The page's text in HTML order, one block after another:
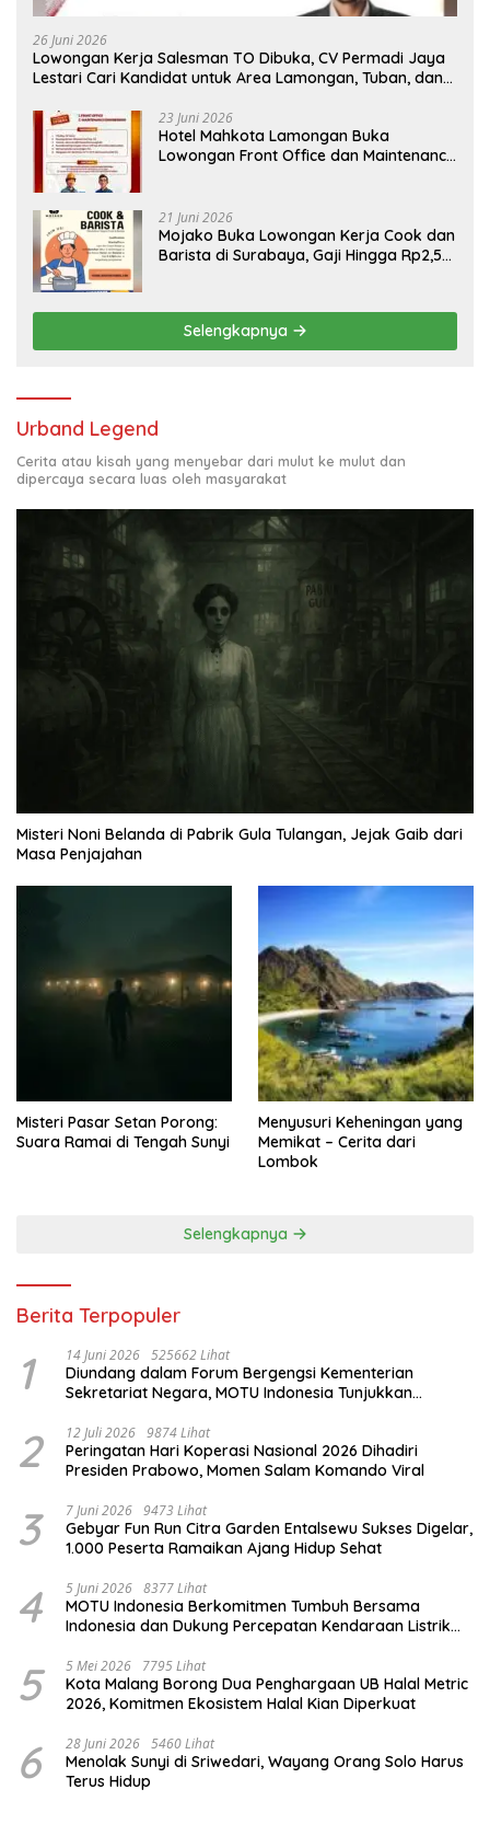
26 Juni 2026
Lowongan Kerja Salesman TO Dibuka, CV Permadi Jaya
Lestari Cari Kandidat untuk Area Lamongan, Tuban, dan
23 Juni 2026
Hotel Mahkota Lamongan Buka
Lowongan Front Office dan Maintenance
21 Juni 2026
Mojako Buka Lowongan Kerja Cook dan
Barista di Surabaya, Gaji Hingga Rp2,5
Selengkapnya
Urband Legend
Cerita atau kisah yang menyebar dari mulut ke mulut dan
dipercaya secara luas oleh masyarakat
Misteri Noni Belanda di Pabrik Gula Tulangan, Jejak Gaib dari
Masa Penjajahan
Misteri Pasar Setan Porong:
Suara Ramai di Tengah Sunyi
Menyusuri Keheningan yang
Memikat – Cerita dari
Lombok
Selengkapnya
Berita Terpopuler
1 14 Juni 2026 525662 Lihat
Diundang dalam Forum Bergengsi Kementerian
Sekretariat Negara, MOTU Indonesia Tunjukkan
2 12 Juli 2026 9874 Lihat
Peringatan Hari Koperasi Nasional 2026 Dihadiri
Presiden Prabowo, Momen Salam Komando Viral
3 7 Juni 2026 9473 Lihat
Gebyar Fun Run Citra Garden Entalsewu Sukses Digelar,
1.000 Peserta Ramaikan Ajang Hidup Sehat
4 5 Juni 2026 8377 Lihat
MOTU Indonesia Berkomitmen Tumbuh Bersama
Indonesia dan Dukung Percepatan Kendaraan Listrik
5 5 Mei 2026 7795 Lihat
Kota Malang Borong Dua Penghargaan UB Halal Metric
2026, Komitmen Ekosistem Halal Kian Diperkuat
6 28 Juni 2026 5460 Lihat
Menolak Sunyi di Sriwedari, Wayang Orang Solo Harus
Terus Hidup